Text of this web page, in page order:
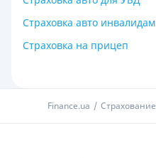
Страховка авто инвалидам
Страховка на прицеп
Finance.ua Страхование